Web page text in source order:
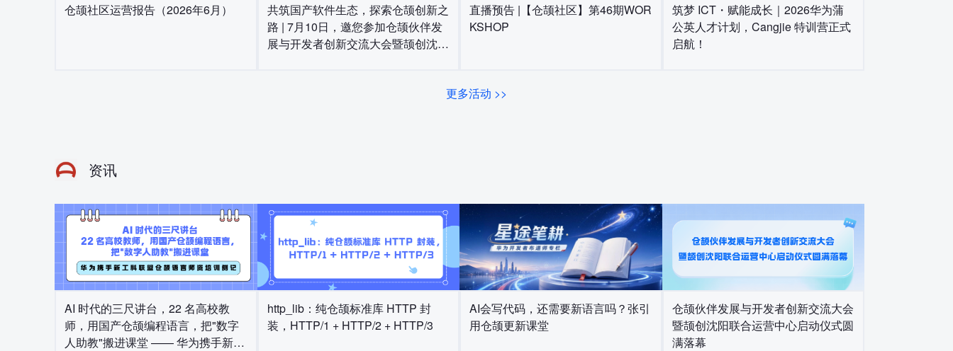
仓颉社区运营报告（2026年6月）
共筑国产软件生态，探索仓颉创新之
路 | 7月10日，邀您参加仓颉伙伴发
展与开发者创新交流大会暨颉创沈阳
直播预告 |【仓颉社区】第46期WOR
KSHOP
筑梦 ICT・赋能成长｜2026华为蒲
公英人才计划，Cangjie 特训营正式
启航！
更多活动 >>
资讯
AI 时代的三尺讲台，22 名高校教
师，用国产仓颉编程语言，把"数字
人助教"搬进课堂 —— 华为携手新工
http_lib：纯仓颉标准库 HTTP 封
装，HTTP/1 + HTTP/2 + HTTP/3
AI会写代码，还需要新语言吗？张引
用仓颉更新课堂
仓颉伙伴发展与开发者创新交流大会
暨颉创沈阳联合运营中心启动仪式圆
满落幕